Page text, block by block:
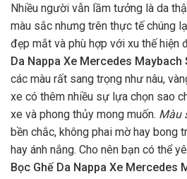
Nhiều người vẫn lầm tưởng là da
màu sắc nhưng trên thực tế chúng
đẹp mắt và phù hợp với xu thế hiện
Da Nappa Xe Mercedes Maybach
các màu rất sang trọng như nâu,
xe có thêm nhiều sự lựa chọn sao
xe và phong thủy mong muốn. Màu
bền chắc, không phai mờ hay bong
hay ánh nắng. Cho nên bạn có thể
Bọc Ghế Da Nappa Xe Mercedes